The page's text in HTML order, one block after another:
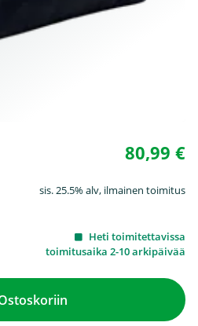
80,99 €
sis. 25.5% alv, ilmainen toimitus
Heti toimitettavissa
toimitusaika 2-10 arkipäivää